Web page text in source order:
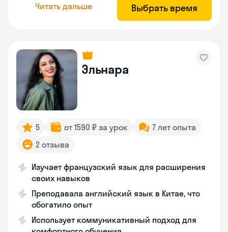
Читать дальше Выбрать время
Эльнара
5 от 1590 ₽ за урок
7 лет опыта
2 отзыва
Изучает французский язык для расширения
своих навыков
Преподавала английский язык в Китае, что
обогатило опыт
Использует коммуникативный подход для